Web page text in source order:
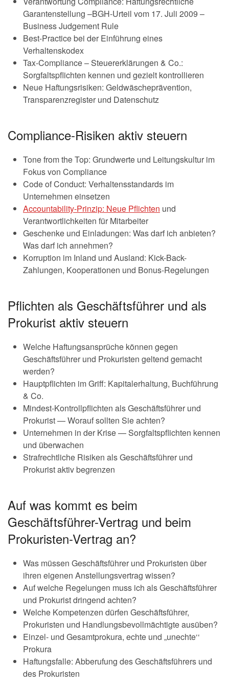
Garantenstellung –BGH-Urteil vom 17. Juli 2009 –
Business Judgement Rule
Best-Practice bei der Einführung eines
Verhaltenskodex
Tax-Compliance – Steuererklärungen & Co.:
Sorgfaltspflichten kennen und gezielt kontrollieren
Neue Haftungsrisiken: Geldwäscheprävention,
Transparenzregister und Datenschutz
Compliance-Risiken aktiv steuern
Tone from the Top: Grundwerte und Leitungskultur im
Fokus von Compliance
Code of Conduct: Verhaltensstandards im
Unternehmen einsetzen
Accountability-Prinzip: Neue Pflichten und
Verantwortlichkeiten für Mitarbeiter
Geschenke und Einladungen: Was darf ich anbieten?
Was darf ich annehmen?
Korruption im Inland und Ausland: Kick-Back-
Zahlungen, Kooperationen und Bonus-Regelungen
Pflichten als Geschäftsführer und als
Prokurist aktiv steuern
Welche Haftungsansprüche können gegen
Geschäftsführer und Prokuristen geltend gemacht
werden?
Hauptpflichten im Griff: Kapitalerhaltung, Buchführung
& Co.
Mindest-Kontrollpflichten als Geschäftsführer und
Prokurist — Worauf sollten Sie achten?
Unternehmen in der Krise — Sorgfaltspflichten kennen
und überwachen
Strafrechtliche Risiken als Geschäftsführer und
Prokurist aktiv begrenzen
Auf was kommt es beim
Geschäftsführer-Vertrag und beim
Prokuristen-Vertrag an?
Was müssen Geschäftsführer und Prokuristen über
ihren eigenen Anstellungsvertrag wissen?
Auf welche Regelungen muss ich als Geschäftsführer
und Prokurist dringend achten?
Welche Kompetenzen dürfen Geschäftsführer,
Prokuristen und Handlungsbevollmächtigte ausüben?
Einzel- und Gesamtprokura, echte und „unechte‘‘
Prokura
Haftungsfalle: Abberufung des Geschäftsführers und
des Prokuristen